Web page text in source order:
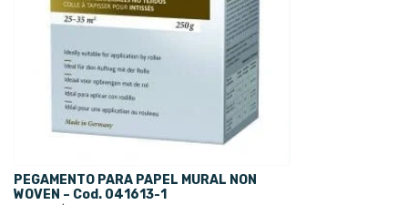
PEGAMENTO PARA PAPEL MURAL NON
WOVEN – Cod. 041613-1